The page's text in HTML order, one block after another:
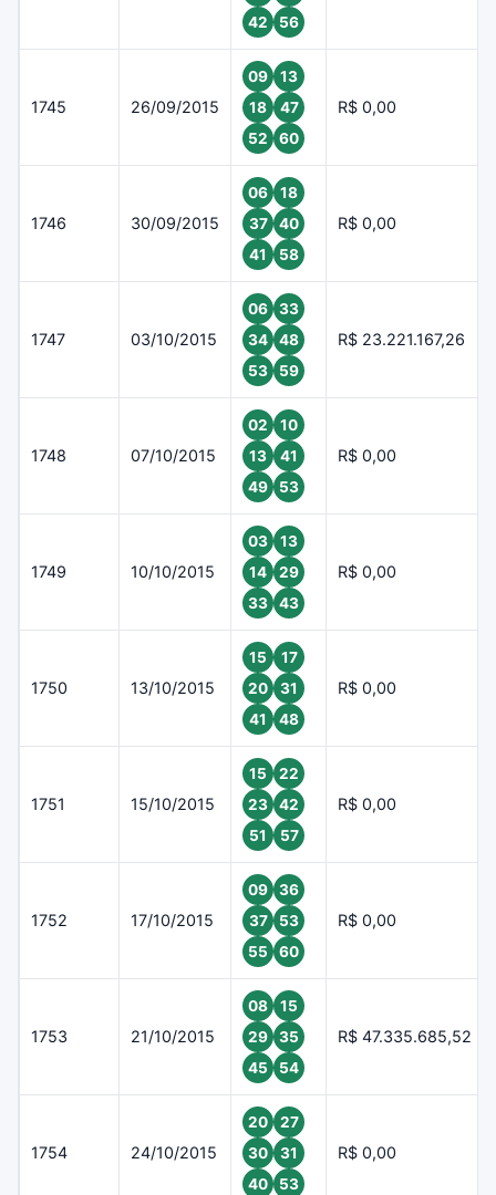
42
56
1745 26/09/2015
09
13
18
47
52
60
R$ 0,00
1746 30/09/2015
06
18
37
40
41
58
R$ 0,00
1747 03/10/2015
06
33
34
48
53
59
R$ 23.221.167,26
1748 07/10/2015
02
10
13
41
49
53
R$ 0,00
1749 10/10/2015
03
13
14
29
33
43
R$ 0,00
1750 13/10/2015
15
17
20
31
41
48
R$ 0,00
1751 15/10/2015
15
22
23
42
51
57
R$ 0,00
1752 17/10/2015
09
36
37
53
55
60
R$ 0,00
1753 21/10/2015
08
15
29
35
45
54
R$ 47.335.685,52
1754 24/10/2015
20
27
30
31
40
53
R$ 0,00